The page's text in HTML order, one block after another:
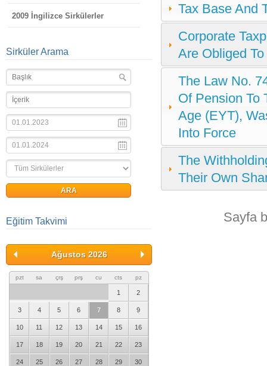
2009 İngilizce Sirkülerler
Sirküler Arama
Eğitim Takvimi
Ağustos 2026
pzt sa çrş prş cu cts pz
1 2
3 4 5 6 7 8 9
10 11 12 13 14 15 16
17 18 19 20 21 22 23
24 25 26 27 28 29 30
Tax Base And
Corporate
Are Obliged
The Law No.
Of Pension To
Age (EYT),
Into Force
The
Their Own
Sayfa